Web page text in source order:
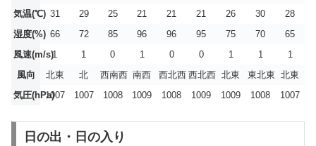
気温(℃) 31 29 25 21 21 21 26 30
28
湿度(%) 66 72 85 96 96 95 75 70
65
風速(m/s)1 1 0 1 0 0 1 1
1
風向
北東 北 西南西 南西 西北西 西北西 北東 東北東 北東
気圧(hPa)1007 1007 1008 1009 1008 1009 1009 1008 1007
日の出・日の入り